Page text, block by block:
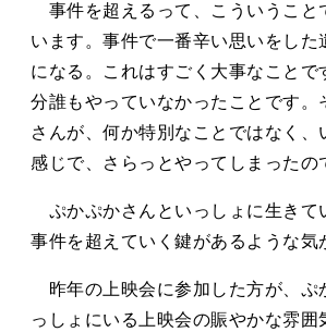
事件を超えるって、こういうこと
います。事件で一番辛い思いをした
になる。これはすごく大事なことで
分誰もやっていなかったことです。
さんが、何か特別なことではなく、
感じで、さらっとやってしまったの
ぷかぷかさんといっしょに生きて
事件を超えていく鍵があるような気
昨年の上映会に参加した方が、ぷ
っしょにいる上映会の賑やかな雰囲